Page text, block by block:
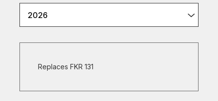
2026
Replaces FKR 131